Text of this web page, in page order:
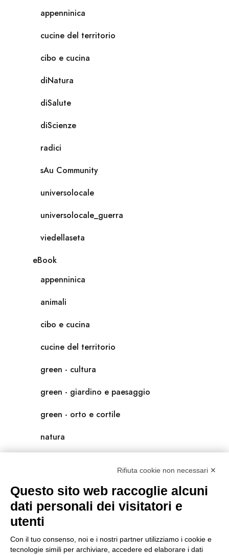
appenninica
cucine del territorio
cibo e cucina
diNatura
diSalute
diScienze
radici
sAu Community
universolocale
universolocale_guerra
viedellaseta
eBook
appenninica
animali
cibo e cucina
cucine del territorio
green - cultura
green - giardino e paesaggio
green - orto e cortile
natura
scienza
universolocale
viedellaseta
Rifiuta cookie non necessari ✕
Questo sito web raccoglie alcuni
dati personali dei visitatori e
utenti
Con il tuo consenso, noi e i nostri partner utilizziamo i cookie e
tecnologie simili per archiviare, accedere ed elaborare i dati